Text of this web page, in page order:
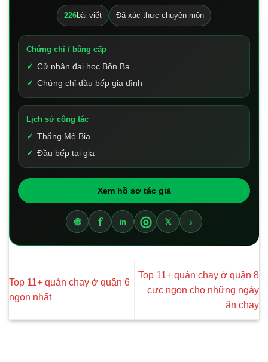
226bài viết Đã xác thực chuyên môn
Chứng chỉ / bằng cấp
Cử nhân đại học Bôn Ba
Chứng chỉ đầu bếp gia đình
Lịch sử công tác
Thắng Mê Bia
Đầu bếp tại gia
Xem hồ sơ tác giả
🌐 f in ◎ 𝕏 ♪
Top 11+ quán chay ở quận 6
ngon nhất
Top 11+ quán chay ở quận 8
cực ngon cho những ngày
ăn chay